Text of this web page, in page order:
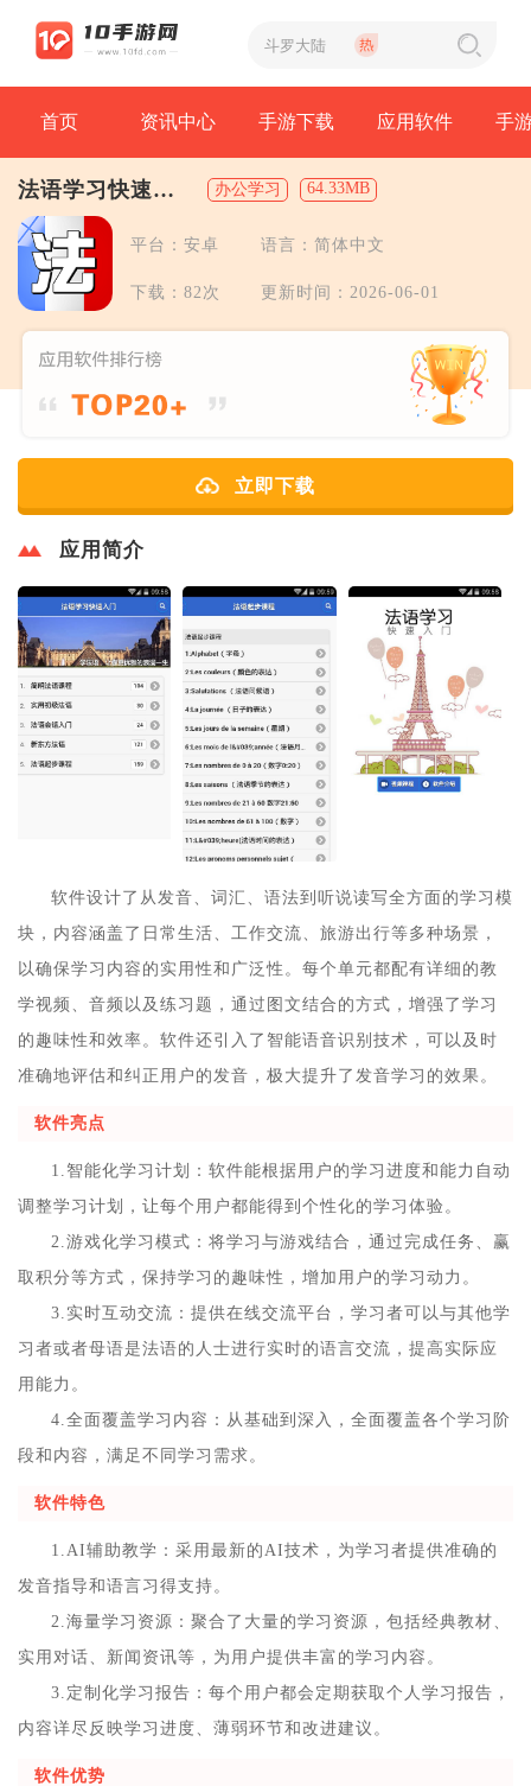
首页 资讯中心 手游下载 应用软件 手
法语学习快速入
门
办公学习 64.33MB
平台：安卓 语言：简体中文
下载：82次 更新时间：2026-06-01
立即下载
应用简介
软件设计了从发音、词汇、语法到听说读写全方面的学习模
块，内容涵盖了日常生活、工作交流、旅游出行等多种场景，
以确保学习内容的实用性和广泛性。每个单元都配有详细的教
学视频、音频以及练习题，通过图文结合的方式，增强了学习
的趣味性和效率。软件还引入了智能语音识别技术，可以及时
准确地评估和纠正用户的发音，极大提升了发音学习的效果。
软件亮点
1.智能化学习计划：软件能根据用户的学习进度和能力自动
调整学习计划，让每个用户都能得到个性化的学习体验。
2.游戏化学习模式：将学习与游戏结合，通过完成任务、赢
取积分等方式，保持学习的趣味性，增加用户的学习动力。
3.实时互动交流：提供在线交流平台，学习者可以与其他学
习者或者母语是法语的人士进行实时的语言交流，提高实际应
用能力。
4.全面覆盖学习内容：从基础到深入，全面覆盖各个学习阶
段和内容，满足不同学习需求。
软件特色
1.AI辅助教学：采用最新的AI技术，为学习者提供准确的
发音指导和语言习得支持。
2.海量学习资源：聚合了大量的学习资源，包括经典教材、
实用对话、新闻资讯等，为用户提供丰富的学习内容。
3.定制化学习报告：每个用户都会定期获取个人学习报告，
内容详尽反映学习进度、薄弱环节和改进建议。
软件优势